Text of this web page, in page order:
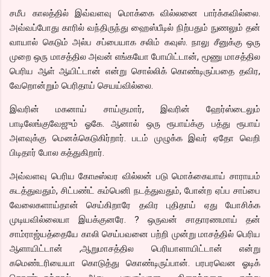
சமீப காலத்தில் இவ்வளவு மொக்கை வில்லனை பார்க்கவில்லை.
அவ்வப்போது காரில் வந்திருந்து ஹைஸ்பீடில் நிற்பதும் நுணலும் தன்
வாயால் கெடும் அல்ப சப்பையாக சலிம் கவுஸ். நாலு சீனுக்கு ஒரு
முறை ஒரு மாசத்தில அவன் எங்கயோ போயிட்டான், மூணு மாசத்தில
பெரிய ஆள் ஆயிட்டான் என்று சொல்லிக் கொண்டிருப்பதை தவிர,
வேறொன்றும் பெரிதாய் செயய்வில்லை.
இவரின் மகனாய் சாய்குமார், இவரின் ஹேர்ஸ்டைலும்
பாடிலேங்குவேஜும் ஓகே. ஆனால் ஒரு ரூபாய்க்கு பத்து ரூபாய்
அளவுக்கு மெனக்கெடுகிர்றார். படம் முழுக்க இவர் ஏதோ வெறி
பிடிதார் போல கத்துகிறார்.
அவ்வளவு பெரிய கோடீஸ்வர வில்லன் படு மொக்கையாய் சாராயம்
கடத்துவதும், சிட்பண்ட் கம்பெனி நடத்துவதும், போன்ற ஏப்ப சாப்பை
வேலைகளாய்தான் செய்கிறாரே தவிர புதிதாய் ஏது யோசிக்க
முடியவில்லையா இயக்குனரே. ? ஒருவன் சாதாரணமாய் தன்
சாம்ராஜ்யத்தையே காலி செய்பவனை பற்றி முன்று மாசத்தில் பெரிய
ஆளாயிட்டான் ,ஆறுமாசத்தில பெரியாளாயிட்டான் என்று
கமெண்டரியையா கொடுத்து கொண்டிருப்பான். பரபரவென ஓடிக்